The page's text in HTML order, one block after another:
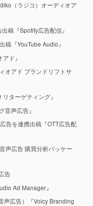
（ラジコ）オーディオア
稿『Spotify広告配信』
稿『YouTube Audio』
ド』
オアド ブランドリフトサ
ターゲティング』
音声広告』
告を連携出稿『OTT広告配
声広告 購買分析パッケー
告
Ad Manager』
声広告）『Voicy Branding